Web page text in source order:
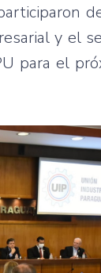
y el
para el